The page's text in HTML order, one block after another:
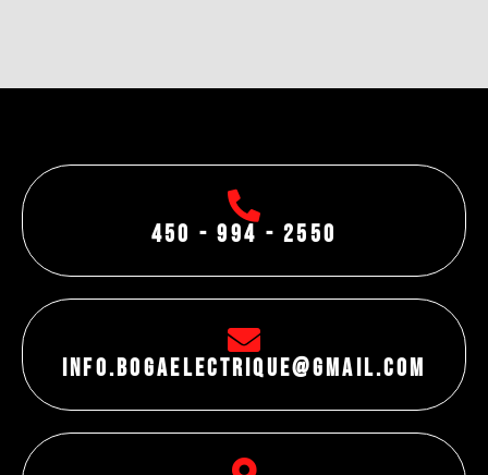
450 - 994 - 2550
info.bogaelectrique@gmail.com